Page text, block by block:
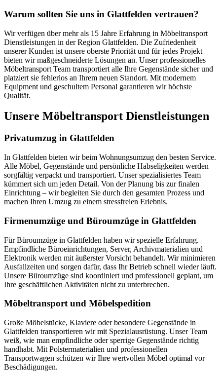
Warum sollten Sie uns in Glattfelden vertrauen?
Wir verfügen über mehr als 15 Jahre Erfahrung in Möbeltransport
Dienstleistungen in der Region Glattfelden. Die Zufriedenheit
unserer Kunden ist unsere oberste Priorität und für jedes Projekt
bieten wir maßgeschneiderte Lösungen an. Unser professionelles
Möbeltransport Team transportiert alle Ihre Gegenstände sicher und
platziert sie fehlerlos an Ihrem neuen Standort. Mit modernem
Equipment und geschultem Personal garantieren wir höchste
Qualität.
Unsere Möbeltransport Dienstleistungen
Privatumzug in Glattfelden
In Glattfelden bieten wir beim Wohnungsumzug den besten Service.
Alle Möbel, Gegenstände und persönliche Habseligkeiten werden
sorgfältig verpackt und transportiert. Unser spezialisiertes Team
kümmert sich um jeden Detail. Von der Planung bis zur finalen
Einrichtung – wir begleiten Sie durch den gesamten Prozess und
machen Ihren Umzug zu einem stressfreien Erlebnis.
Firmenumzüge und Büroumzüge in Glattfelden
Für Büroumzüge in Glattfelden haben wir spezielle Erfahrung.
Empfindliche Büroeinrichtungen, Server, Archivmaterialien und
Elektronik werden mit äußerster Vorsicht behandelt. Wir minimieren
Ausfallzeiten und sorgen dafür, dass Ihr Betrieb schnell wieder läuft.
Unsere Büroumzüge sind koordiniert und professionell geplant, um
Ihre geschäftlichen Aktivitäten nicht zu unterbrechen.
Möbeltransport und Möbelspedition
Große Möbelstücke, Klaviere oder besondere Gegenstände in
Glattfelden transportieren wir mit Spezialausrüstung. Unser Team
weiß, wie man empfindliche oder sperrige Gegenstände richtig
handhabt. Mit Polstermaterialien und professionellen
Transportwagen schützen wir Ihre wertvollen Möbel optimal vor
Beschädigungen.